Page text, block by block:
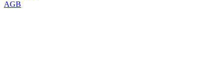
AGB